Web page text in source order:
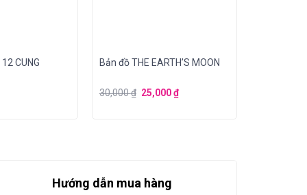
CUNG
Bản đồ THE EARTH’S MOON
30,000₫ 25,000₫
Hướng dẫn mua hàng